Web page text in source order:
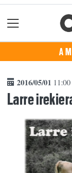
2016/05/01 11:00
Larre